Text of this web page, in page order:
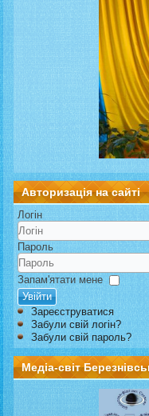
Авторизація на сайті
Логін
Пароль
Запам'ятати мене
Увійти
Зареєструватися
Забули свій логін?
Забули свій пароль?
Медіа-світ